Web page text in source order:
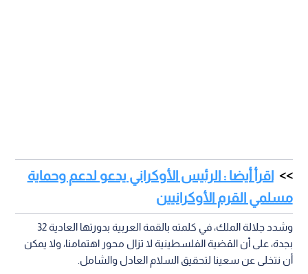
اقرأ أيضا : الرئيس الأوكراني يدعو لدعم وحماية
مسلمي القرم الأوكرانيين
وشدد جلالة الملك، في كلمته بالقمة العربية بدورتها العادية 32
بجدة، على أن القضية الفلسطينية لا تزال محور اهتمامنا، ولا يمكن
أن نتخلى عن سعينا لتحقيق السلام العادل والشامل.